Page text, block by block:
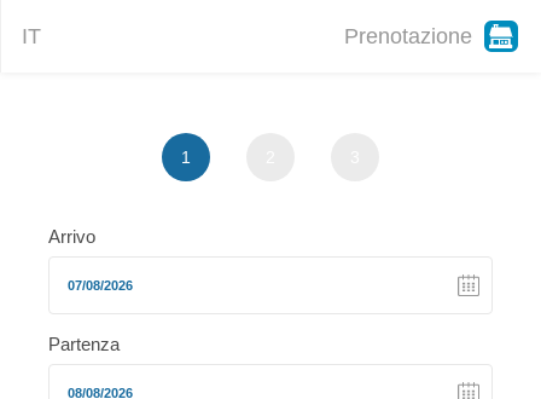
IT Prenotazione
1
Arrivo
Partenza